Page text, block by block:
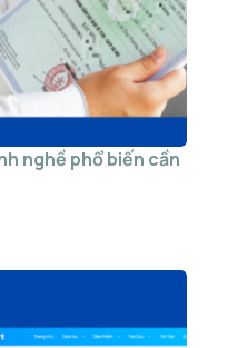
nghề phổ biến cần